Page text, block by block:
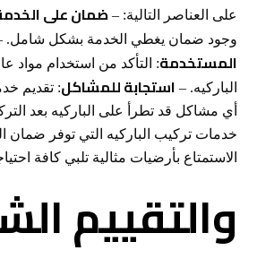
على العناصر التالية: –ضمان على
وجود ضمان يغطي الخدمة بشكل شامل.
المستخدمة: التأكد من استخدام مواد
الباركيه. – استجابة للمشاكل: تقديم
أي مشاكل قد تطرأ على الباركيه بعد
خدمات تركيب الباركيه التي توفر ضمان
الاستمتاع بأرضيات مثالية تلبي كافة
والتقييم